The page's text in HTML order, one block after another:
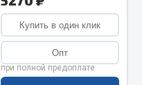
Купить в один клик
Опт
при полной предоплате